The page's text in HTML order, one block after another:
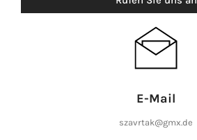
E-Mail
szavrtak@gmx.de